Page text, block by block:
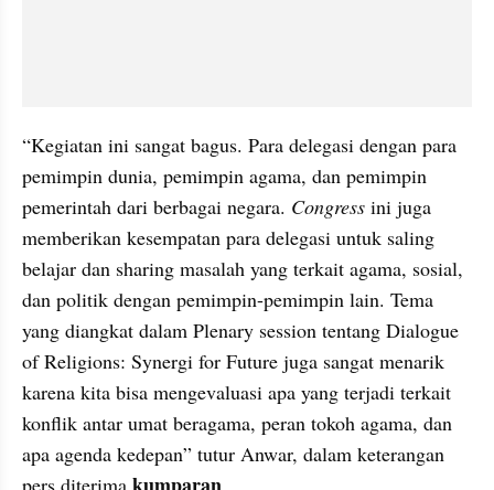
“Kegiatan ini sangat bagus. Para delegasi dengan para
pemimpin dunia, pemimpin agama, dan pemimpin
pemerintah dari berbagai negara. Congress ini juga
memberikan kesempatan para delegasi untuk saling
belajar dan sharing masalah yang terkait agama, sosial,
dan politik dengan pemimpin-pemimpin lain. Tema
yang diangkat dalam Plenary session tentang Dialogue
of Religions: Synergi for Future juga sangat menarik
karena kita bisa mengevaluasi apa yang terjadi terkait
konflik antar umat beragama, peran tokoh agama, dan
apa agenda kedepan” tutur Anwar, dalam keterangan
pers diterima kumparan